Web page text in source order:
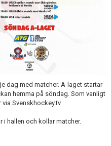
dag med matcher. A-laget startar
hemma på söndag. Som vanligt
Svenskhockey.tv
i hallen och kollar matcher.